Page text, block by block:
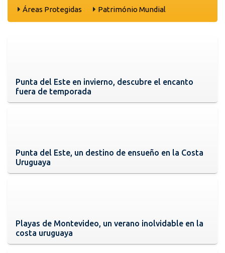
Áreas Protegidas Património Mundial
Punta del Este en invierno, descubre el encanto
fuera de temporada
Punta del Este, un destino de ensueño en la Costa
Uruguaya
Playas de Montevideo, un verano inolvidable en la
costa uruguaya